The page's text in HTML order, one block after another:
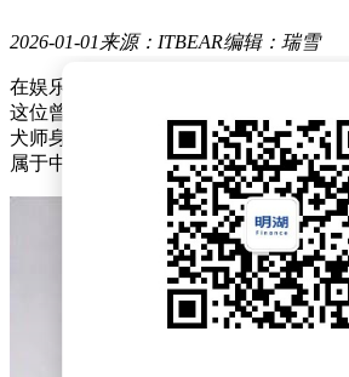
2026-01-01 来源：ITBEAR编辑：瑞雪
在娱乐圈的聚光灯之外，霍思燕以另一
这位曾因《天仙配》中紫儿一角深入人
犬师身份亮相国际舞台，在比利时布鲁
属于中国团队的传奇。